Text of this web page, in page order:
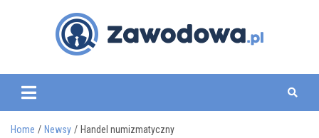
zawodowa.pl
Home Newsy Handel numizmatyczny